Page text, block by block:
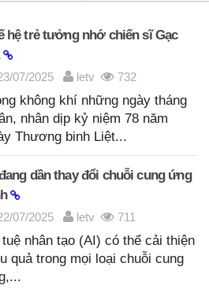
hệ trẻ tưởng nhớ chiến sĩ Gạc
07/2025 letv 732
không khí những ngày tháng
nhân dịp kỷ niệm 78 năm
Thương binh Liệt...
dần thay đổi chuỗi cung ứng
07/2025 letv 711
nhân tạo (AI) có thể cải thiện
quả trong mọi loại chuỗi cung